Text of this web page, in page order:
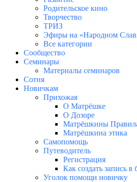
Родительское кино
Творчество
ТРИЗ
Эфиры на «Народном
Все категории
Сообщество
Семинары
Материалы семинаров
Сотня
Новичкам
Прихожая
О Матрёшке
О Дозоре
Матрёшкины
Матрёшкина этика
Самопомощь
Путеводитель
Регистрация
Как создать запись в
Уголок помощи новичку